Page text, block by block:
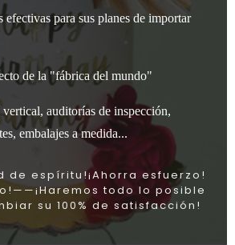
para sus planes de importar
de la "fábrica del mundo"
auditorías de inspección,
embalajes a medida...
de espíritu!¡Ahorra esfuerzo!
todo lo posible
su 100% de satisfacción!